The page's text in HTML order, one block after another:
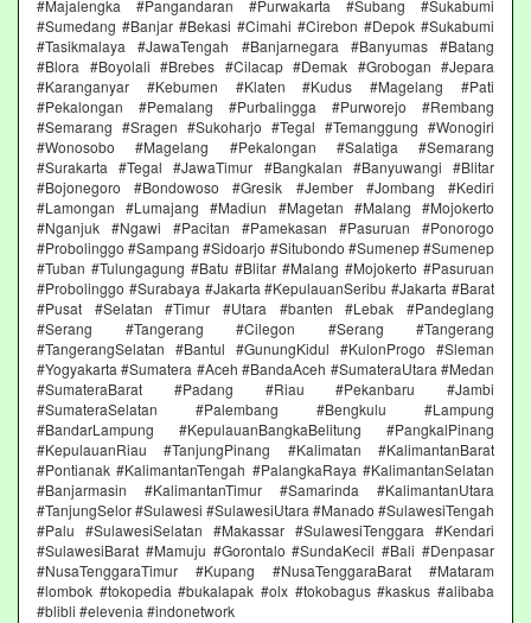
#Majalengka #Pangandaran #Purwakarta #Subang #Sukabumi
#Sumedang #Banjar #Bekasi #Cimahi #Cirebon #Depok #Sukabumi
#Tasikmalaya #JawaTengah #Banjarnegara #Banyumas #Batang
#Blora #Boyolali #Brebes #Cilacap #Demak #Grobogan #Jepara
#Karanganyar #Kebumen #Klaten #Kudus #Magelang #Pati
#Pekalongan #Pemalang #Purbalingga #Purworejo #Rembang
#Semarang #Sragen #Sukoharjo #Tegal #Temanggung #Wonogiri
#Wonosobo #Magelang #Pekalongan #Salatiga #Semarang
#Surakarta #Tegal #JawaTimur #Bangkalan #Banyuwangi #Blitar
#Bojonegoro #Bondowoso #Gresik #Jember #Jombang #Kediri
#Lamongan #Lumajang #Madiun #Magetan #Malang #Mojokerto
#Nganjuk #Ngawi #Pacitan #Pamekasan #Pasuruan #Ponorogo
#Probolinggo #Sampang #Sidoarjo #Situbondo #Sumenep #Sumenep
#Tuban #Tulungagung #Batu #Blitar #Malang #Mojokerto #Pasuruan
#Probolinggo #Surabaya #Jakarta #KepulauanSeribu #Jakarta #Barat
#Pusat #Selatan #Timur #Utara #banten #Lebak #Pandeglang
#Serang #Tangerang #Cilegon #Serang #Tangerang
#TangerangSelatan #Bantul #GunungKidul #KulonProgo #Sleman
#Yogyakarta #Sumatera #Aceh #BandaAceh #SumateraUtara #Medan
#SumateraBarat #Padang #Riau #Pekanbaru #Jambi
#SumateraSelatan #Palembang #Bengkulu #Lampung
#BandarLampung #KepulauanBangkaBelitung #PangkalPinang
#KepulauanRiau #TanjungPinang #Kalimatan #KalimantanBarat
#Pontianak #KalimantanTengah #PalangkaRaya #KalimantanSelatan
#Banjarmasin #KalimantanTimur #Samarinda #KalimantanUtara
#TanjungSelor #Sulawesi #SulawesiUtara #Manado #SulawesiTengah
#Palu #SulawesiSelatan #Makassar #SulawesiTenggara #Kendari
#SulawesiBarat #Mamuju #Gorontalo #SundaKecil #Bali #Denpasar
#NusaTenggaraTimur #Kupang #NusaTenggaraBarat #Mataram
#lombok #tokopedia #bukalapak #olx #tokobagus #kaskus #alibaba
#blibli #elevenia #indonetwork